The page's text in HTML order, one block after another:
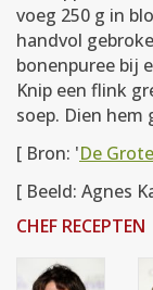
voeg 250 g in
handvol
bonenpuree bij
Knip een flink
soep. Dien hem
[ Bron: 'De
[ Beeld: Agnes
CHEF RECEPTEN